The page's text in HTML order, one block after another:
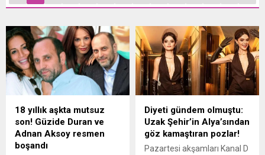
18 yıllık aşkta mutsuz
son! Güzide Duran ve
Adnan Aksoy resmen
boşandı
Diyeti gündem olmuştu:
Uzak Şehir’in Alya’sından
göz kamaştıran pozlar!
Pazartesi akşamları Kanal D